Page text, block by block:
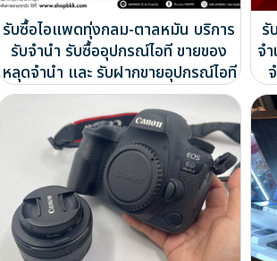
รับซื้อไอแพดทุ่งกลม-ตาลหมัน บริการ
รับจำนำ รับซื้ออุปกรณ์ไอที ขายของ
หลุดจำนำ และ รับฝากขายอุปกรณ์ไอที
รั
จ